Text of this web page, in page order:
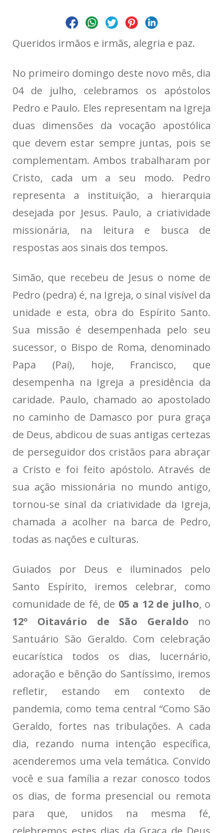
Queridos irmãos e irmãs, alegria e paz.
No primeiro domingo deste novo mês, dia
04 de julho, celebramos os apóstolos
Pedro e Paulo. Eles representam na Igreja
duas dimensões da vocação apostólica
que devem estar sempre juntas, pois se
complementam. Ambos trabalharam por
Cristo, cada um a seu modo. Pedro
representa a instituição, a hierarquia
desejada por Jesus. Paulo, a criatividade
missionária, na leitura e busca de
respostas aos sinais dos tempos.
Simão, que recebeu de Jesus o nome de
Pedro (pedra) é, na Igreja, o sinal visível da
unidade e esta, obra do Espírito Santo.
Sua missão é desempenhada pelo seu
sucessor, o Bispo de Roma, denominado
Papa (Pai), hoje, Francisco, que
desempenha na Igreja a presidência da
caridade. Paulo, chamado ao apostolado
no caminho de Damasco por pura graça
de Deus, abdicou de suas antigas certezas
de perseguidor dos cristãos para abraçar
a Cristo e foi feito apóstolo. Através de
sua ação missionária no mundo antigo,
tornou-se sinal da criatividade da Igreja,
chamada a acolher na barca de Pedro,
todas as nações e culturas.
Guiados por Deus e iluminados pelo
Santo Espírito, iremos celebrar, como
comunidade de fé, de 05 a 12 de julho, o
12º Oitavário de São Geraldo no
Santuário São Geraldo. Com celebração
eucarística todos os dias, lucernário,
adoração e bênção do Santíssimo, iremos
refletir, estando em contexto de
pandemia, como tema central “Como São
Geraldo, fortes nas tribulações. A cada
dia, rezando numa intenção específica,
acenderemos uma vela temática. Convido
você e sua família a rezar conosco todos
os dias, de forma presencial ou remota
para que, unidos na mesma fé,